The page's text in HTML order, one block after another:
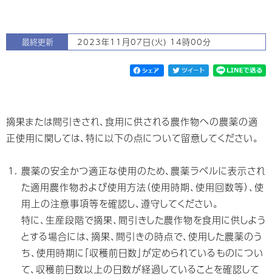
最終更新 2023年11月07日(火) 14時00分
摘果または間引きされ、食用に供される農作物への農薬の適
正使用に関しては、特に以下の点について留意してください。
農薬の安全かつ適正な使用のため、農薬ラベルに表示され
た適用農作物および使用方法（使用時期、使用回数等）、使
用上の注意事項等を確認し、遵守してください。
特に、生産段階で摘果、間引きした農作物を食用に供しよう
とする場合には、摘果、間引きの時点で、使用した農薬のう
ち、使用時期に「収穫前日数」が定められているものについ
て、収穫前日数以上の日数が経過していることを確認して